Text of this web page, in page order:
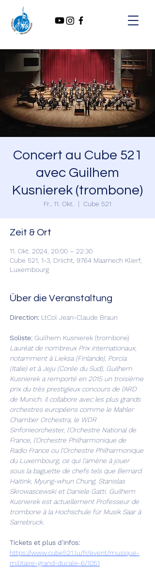
Concert au Cube 521
avec Guilhem
Kusnierek (trombone)
Fr., 11. Okt.
  |
Cube 521
Zeit & Ort
11. Okt. 2024, 20:00 – 22:30
Cube 521, 1-3, Driicht, 9764 Maarnech Klierf,
Luxembourg
Über die Veranstaltung
Direction: LtCol Jean-Claude Braun
Soliste: Guilhem Kusnierek (trombone)
Lauréat de nombreux Prix internationaux,
notamment à Lieksa (Finlande), Porcia
(Italie) et à Jeju (Corée du Sud), Guilhem
Kusnierek a remporté en 2015 un troisième
prix du très prestigieux concours de l'ARD
de Munich. Il collabore avec les plus grands
orchestres européens comme le Mahler
Chamber Orchestra, le WDR
Sinfonieorchester, l'Orchestre National de
France, l'Orchestre Philharmonique de
Radio France ou l'Orchestre Philharmonique
du Luxembourg, ce qui l'amène à jouer
sous la baguette de chefs tels que Bernard
Haitink, Myung-whun Chung, Stanislas
Skrowascewski et Daniele Gatti. Guilhem
Kusnierek est actuellement Professeur de
trombone à la Hochschule für Musik Saar à
Sarrebruck.
Tickets et plus d'infos:
https://www.cube521.lu/fr/event/musique-
militaire-grand-ducale-6/1051